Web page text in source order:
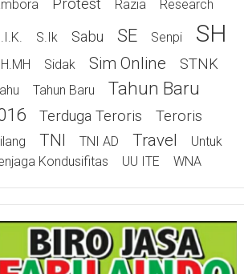
Protest Razia Research
S.Ik Sabu SE Senpi SH
Sidak Sim Online STNK
Tahun Baru
Tahun Baru
Terduga Teroris Teroris
TNI TNI AD Travel
Untuk
Kondusifitas
UU ITE WNA